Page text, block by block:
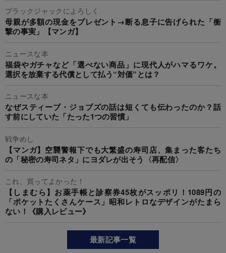
ブラックジャックによろしく
母親が多額の現金をプレゼント→断る息子に告げられた「衝
撃の事実」【マンガ】
ニュースな本
福袋やガチャなど「選べない商品」に現代人がハマるワケ。
選択を放棄する代償として払う“対価”とは？
ニュースな本
なぜスティーブ・ジョブズの話は短くても伝わったのか？話
す前にしていた「たった1つの習慣」
戦争めし
【マンガ】空襲警報下でも大繁盛の寿司店、集まった客たち
の「秘密の寿司ネタ」にヨダレが出そう〈再配信〉
これ、買ってよかった！
【しまむら】お薬手帳と診察券45枚がスッポリ！1089円の
「ポケットたくさんケース」昭和レトロなデザインがたまら
ない！《購入レビュー》
最新記事一覧